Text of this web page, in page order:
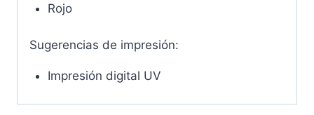
Rojo
Sugerencias de impresión:
Impresión digital UV